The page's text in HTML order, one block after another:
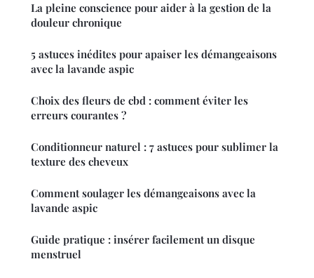
La pleine conscience pour aider à la gestion de la
douleur chronique
5 astuces inédites pour apaiser les démangeaisons
avec la lavande aspic
Choix des fleurs de cbd : comment éviter les
erreurs courantes ?
Conditionneur naturel : 7 astuces pour sublimer la
texture des cheveux
Comment soulager les démangeaisons avec la
lavande aspic
Guide pratique : insérer facilement un disque
menstruel